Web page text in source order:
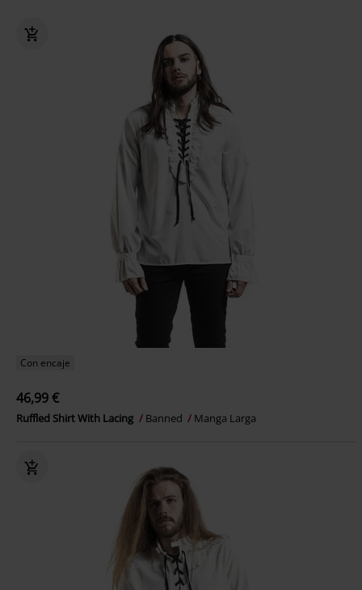
Con encaje
46,99 €
Ruffled Shirt With Lacing Banned Manga Larga